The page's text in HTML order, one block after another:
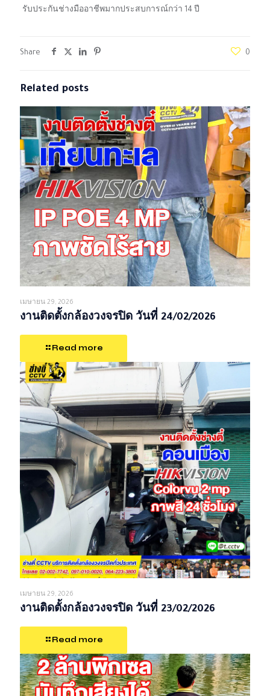
รับประกันช่างมืออาชีพมากประสบการณ์กว่า 14 ปี
Share 0
Related posts
เมษายน 29, 2026
งานติดตั้งกล้องวงจรปิด วันที่ 24/02/2026
Read more
เมษายน 29, 2026
งานติดตั้งกล้องวงจรปิด วันที่ 23/02/2026
Read more